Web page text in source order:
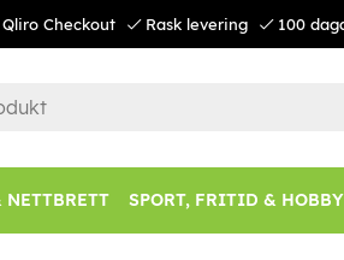
Checkout Rask levering 100
NETTBRETT SPORT, FRITID & HOBBY